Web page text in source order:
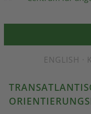
ENGLISH ·